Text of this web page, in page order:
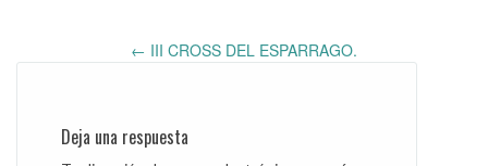
navigation
← III CROSS DEL ESPARRAGO.
Deja una respuesta